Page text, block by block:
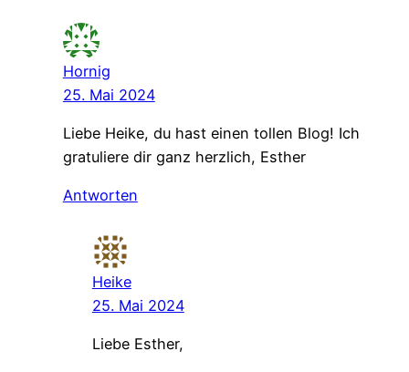
Hornig
25. Mai 2024
Liebe Heike, du hast einen tollen Blog! Ich
gratuliere dir ganz herzlich, Esther
Antworten
Heike
25. Mai 2024
Liebe Esther,